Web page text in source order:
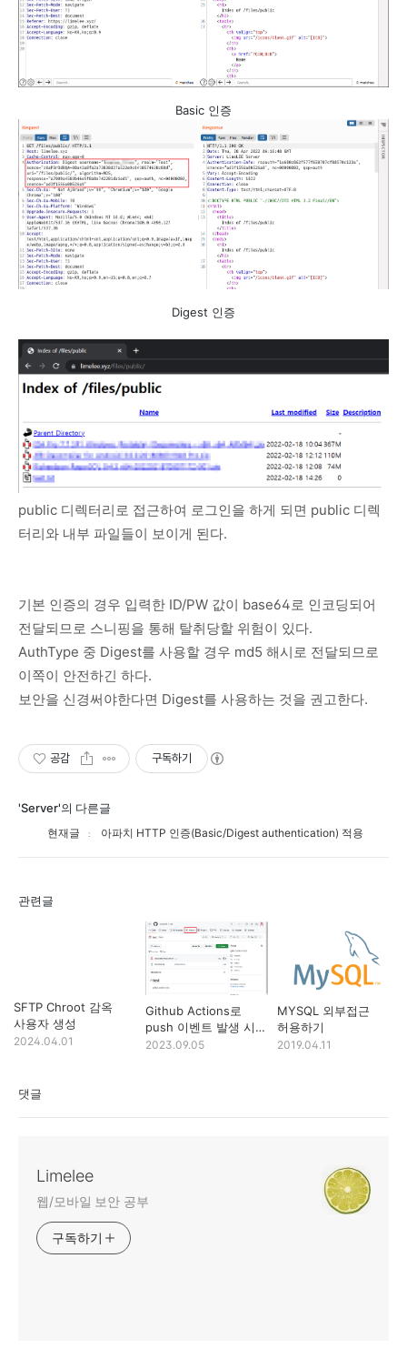
Basic 인증
Digest 인증
public 디렉터리로 접근하여 로그인을 하게 되면 public 디렉
터리와 내부 파일들이 보이게 된다.
기본 인증의 경우 입력한 ID/PW 값이 base64로 인코딩되어
전달되므로 스니핑을 통해 탈취당할 위험이 있다.
AuthType 중 Digest를 사용할 경우 md5 해시로 전달되므로
이쪽이 안전하긴 하다.
보안을 신경써야한다면 Digest를 사용하는 것을 권고한다.
공감 구독하기
'Server'의 다른글
현재글 아파치 HTTP 인증(Basic/Digest authentication) 적용
관련글
SFTP Chroot 감옥
사용자 생성
2024.04.01
Github Actions로
push 이벤트 발생 시
내 서버로 배포
2023.09.05
MYSQL 외부접근
허용하기
2019.04.11
댓글
Limelee
웹/모바일 보안 공부
구독하기